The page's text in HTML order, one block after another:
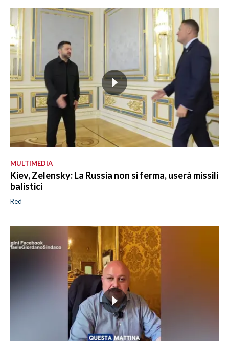
MULTIMEDIA
Kiev, Zelensky: La Russia non si ferma, userà missili
balistici
Red